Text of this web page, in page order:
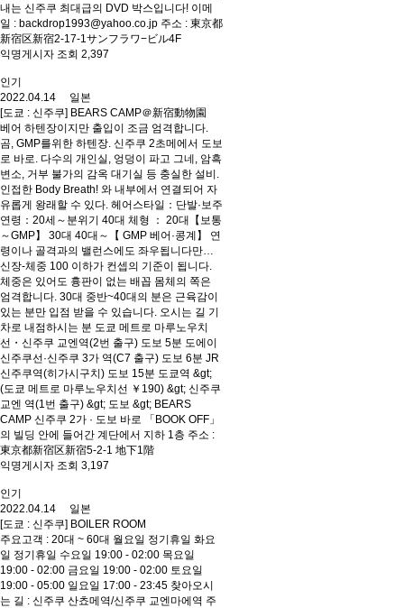
내는 신주쿠 최대급의 DVD 박스입니다! 이메
일 : backdrop1993@yahoo.co.jp 주소 : 東京都
新宿区新宿2-17-1サンフラワ−ビル4F
익명게시자 조회 2,397
인기
2022.04.14 일본
[도쿄 : 신주쿠] BEARS CAMP＠新宿動物園
베어 하텐장이지만 출입이 조금 엄격합니다.
곰, GMP를위한 하텐장. 신주쿠 2초메에서 도보
로 바로. 다수의 개인실, 엉덩이 파고 그네, 암흑
변소, 거부 불가의 감옥 대기실 등 충실한 설비.
인접한 Body Breath! 와 내부에서 연결되어 자
유롭게 왕래할 수 있다. 헤어스타일：단발·보주
연령：20세～분위기 40대 체형 ： 20대【보통
～GMP】 30대 40대～【 GMP 베어·콩계】 연
령이나 골격과의 밸런스에도 좌우됩니다만…
신장-체중 100 이하가 컨셉의 기준이 됩니다.
체중은 있어도 흉판이 없는 배꼽 몸체의 쪽은
엄격합니다. 30대 중반~40대의 분은 근육감이
있는 분만 입점 받을 수 있습니다. 오시는 길 기
차로 내점하시는 분 도쿄 메트로 마루노우치
선・신주쿠 교엔역(2번 출구) 도보 5분 도에이
신주쿠선·신주쿠 3가 역(C7 출구) 도보 6분 JR
신주쿠역(히가시구치) 도보 15분 도쿄역 &gt;
(도쿄 메트로 마루노우치선 ￥190) &gt; 신주쿠
교엔 역(1번 출구) &gt; 도보 &gt; BEARS
CAMP 신주쿠 2가 · 도보 바로 「BOOK OFF」
의 빌딩 안에 들어간 계단에서 지하 1층 주소 :
東京都新宿区新宿5-2-1 地下1階
익명게시자 조회 3,197
인기
2022.04.14 일본
[도쿄 : 신주쿠] BOILER ROOM
주요고객 : 20대 ~ 60대 월요일 정기휴일 화요
일 정기휴일 수요일 19:00 - 02:00 목요일
19:00 - 02:00 금요일 19:00 - 02:00 토요일
19:00 - 05:00 일요일 17:00 - 23:45 찾아오시
는 길 : 신주쿠 산쵸메역/신주쿠 교엔마에역 주